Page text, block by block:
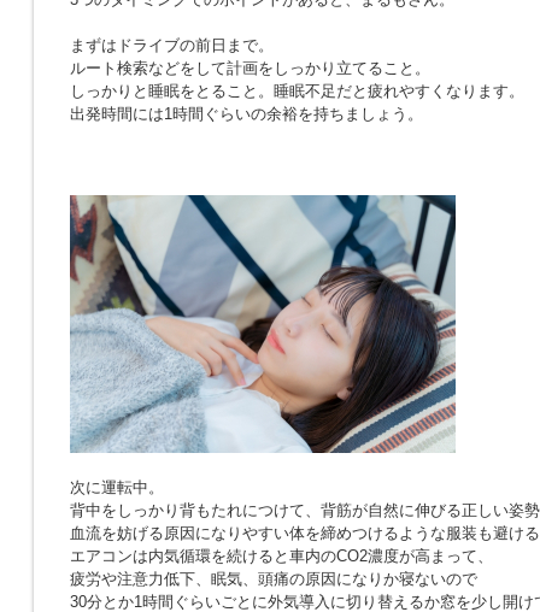
まずはドライブの前日まで。
ルート検索などをして計画をしっかり立てること。
しっかりと睡眠をとること。睡眠不足だと疲れやすくなります。
出発時間には1時間ぐらいの余裕を持ちましょう。
次に運転中。
背中をしっかり背もたれにつけて、背筋が自然に伸びる正しい姿
血流を妨げる原因になりやすい体を締めつけるような服装も避け
エアコンは内気循環を続けると車内のCO2濃度が高まって、
疲労や注意力低下、眠気、頭痛の原因になりか寝ないので
30分とか1時間ぐらいごとに外気導入に切り替えるか窓を少し開け